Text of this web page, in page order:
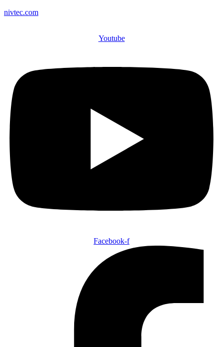
nivtec.com
Youtube
Facebook-f